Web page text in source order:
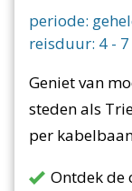
periode:
reisduur: 4 - 7
Geniet van
steden als
per
Ontdek de